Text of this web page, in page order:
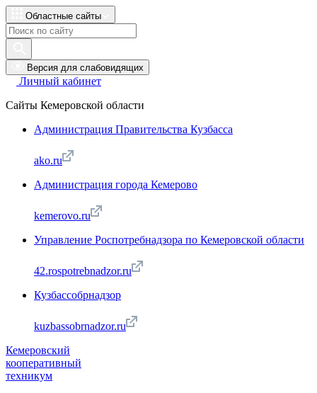
Областные сайты
Версия для слабовидящих
Личный кабинет
Сайты Кемеровской области
Администрация Правительства Кузбасса
ako.ru
Администрация города Кемерово
kemerovo.ru
Управление Роспотребнадзора по Кемеровской области
42.rospotrebnadzor.ru
Кузбассобрнадзор
kuzbassobrnadzor.ru
Кемеровский
кооперативный
техникум